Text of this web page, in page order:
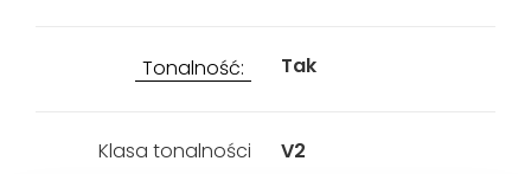
Tonalność: Tak
Klasa tonalności V2